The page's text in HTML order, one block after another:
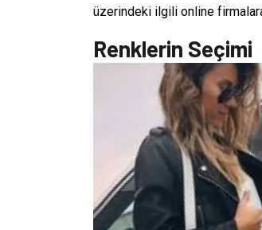
üzerindeki ilgili online
Renklerin Seçimi